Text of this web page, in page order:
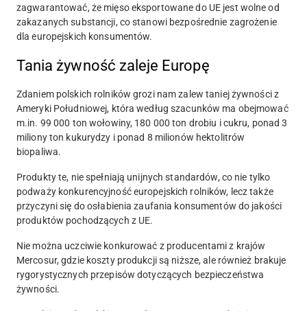
zagwarantować, że mięso eksportowane do UE jest wolne od
zakazanych substancji, co stanowi bezpośrednie zagrożenie
dla europejskich konsumentów.
Tania żywność zaleje Europę
Zdaniem polskich rolników grozi nam zalew taniej żywności z
Ameryki Południowej, która według szacunków ma obejmować
m.in. 99 000 ton wołowiny, 180 000 ton drobiu i cukru, ponad 3
miliony ton kukurydzy i ponad 8 milionów hektolitrów
biopaliwa.
Produkty te, nie spełniają unijnych standardów, co nie tylko
podważy konkurencyjność europejskich rolników, lecz także
przyczyni się do osłabienia zaufania konsumentów do jakości
produktów pochodzących z UE.
Nie można uczciwie konkurować z producentami z krajów
Mercosur, gdzie koszty produkcji są niższe, ale również brakuje
rygorystycznych przepisów dotyczących bezpieczeństwa
żywności.